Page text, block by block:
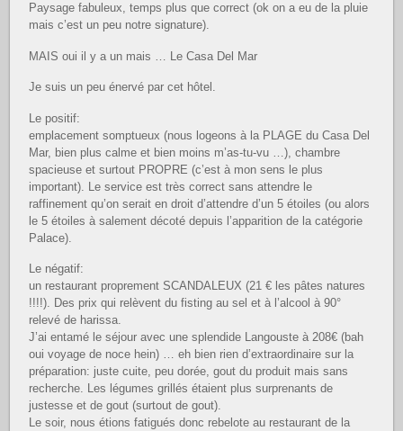
Paysage fabuleux, temps plus que correct (ok on a eu de la pluie
mais c’est un peu notre signature).
MAIS oui il y a un mais … Le Casa Del Mar
Je suis un peu énervé par cet hôtel.
Le positif:
emplacement somptueux (nous logeons à la PLAGE du Casa Del
Mar, bien plus calme et bien moins m’as-tu-vu …), chambre
spacieuse et surtout PROPRE (c’est à mon sens le plus
important). Le service est très correct sans attendre le
raffinement qu’on serait en droit d’attendre d’un 5 étoiles (ou alors
le 5 étoiles à salement décoté depuis l’apparition de la catégorie
Palace).
Le négatif:
un restaurant proprement SCANDALEUX (21 € les pâtes natures
!!!!). Des prix qui relèvent du fisting au sel et à l’alcool à 90°
relevé de harissa.
J’ai entamé le séjour avec une splendide Langouste à 208€ (bah
oui voyage de noce hein) … eh bien rien d’extraordinaire sur la
préparation: juste cuite, peu dorée, gout du produit mais sans
recherche. Les légumes grillés étaient plus surprenants de
justesse et de gout (surtout de gout).
Le soir, nous étions fatigués donc rebelote au restaurant de la